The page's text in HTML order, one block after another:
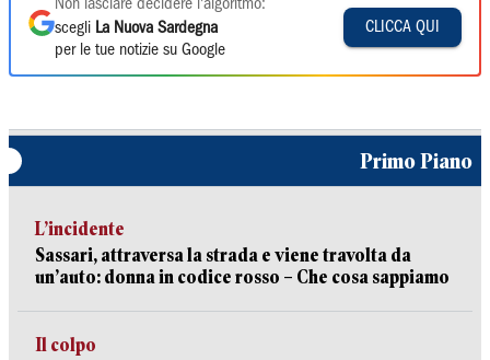
Non lasciare decidere l'algoritmo:
scegli La Nuova Sardegna
per le tue notizie su Google
CLICCA QUI
Primo Piano
L’incidente
Sassari, attraversa la strada e viene travolta da
un’auto: donna in codice rosso – Che cosa sappiamo
Il colpo